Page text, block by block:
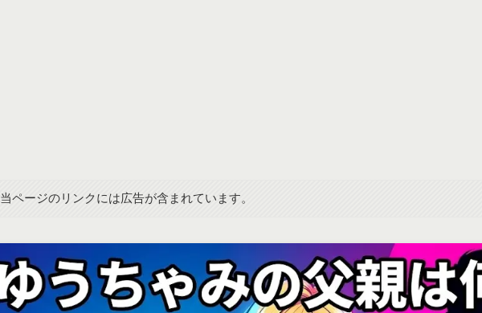
当ページのリンクには広告が含まれています。